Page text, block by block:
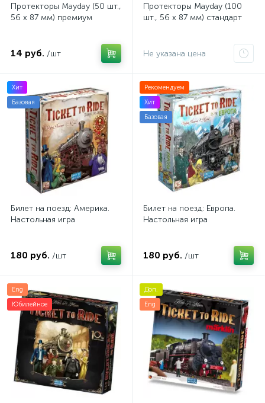
Протекторы Mayday (50 шт.,
56 x 87 мм) премиум
14 руб. /шт
Протекторы Mayday (100
шт., 56 x 87 мм) стандарт
Не указана цена
Хит
Базовая
Билет на поезд: Америка.
Настольная игра
180 руб. /шт
Рекомендуем
Хит
Базовая
Билет на поезд: Европа.
Настольная игра
180 руб. /шт
Eng
Юбилейное
Доп.
Eng